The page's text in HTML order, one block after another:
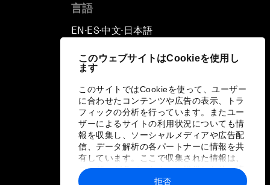
このウェブサイトはCookieを使用し
ます
このサイトではCookieを使って、ユーザー
に合わせたコンテンツや広告の表示、トラ
フィックの分析を行っています。またユー
ザーによるサイトの利用状況についても情
報を収集し、ソーシャルメディアや広告配
信、データ解析の各パートナーに情報を共
有しています。ここで収集された情報は、
ユーザーが各パートナーに提供した他の情
報や各パートナーのサービスを使用した際
拒否
言語
EN ▪ ES▪中文▪ 日本語